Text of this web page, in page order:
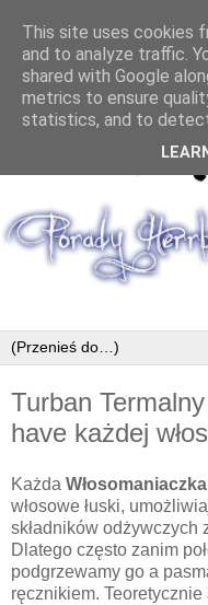
Turban
have każdej
Każda Włosomaniaczka
włosowe łuski,
składników odżywczych
Dlatego często zanim
podgrzewamy go a
ręcznikiem.
This site uses cookies
and to analyze traffic.
shared with Google
metrics to ensure
statistics, and to